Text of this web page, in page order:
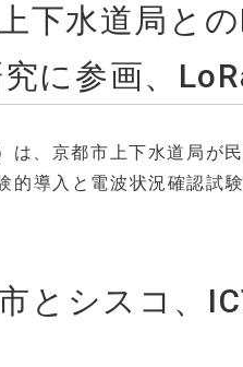
下水道局と
に参画、
は、京都市上下水道局が
的導入と電波状況確認試
とシスコ、